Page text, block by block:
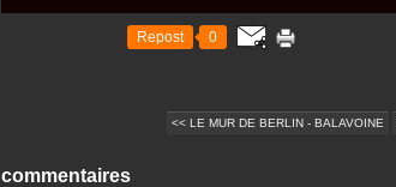
Repost 0
<< LE MUR DE BERLIN - BALAVOINE
commentaires